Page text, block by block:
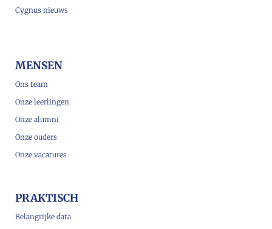
Cygnus nieuws
MENSEN
Ons team
Onze leerlingen
Onze alumni
Onze ouders
Onze vacatures
PRAKTISCH
Belangrijke data